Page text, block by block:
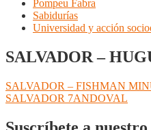
Pompeu Fabra
Sabidurías
Universidad y acción
SALVADOR –
Navegación
de
entradas
Anterior:
SALVADOR – FISHMAN
Siguiente:
SALVADOR 7ANDOVAL